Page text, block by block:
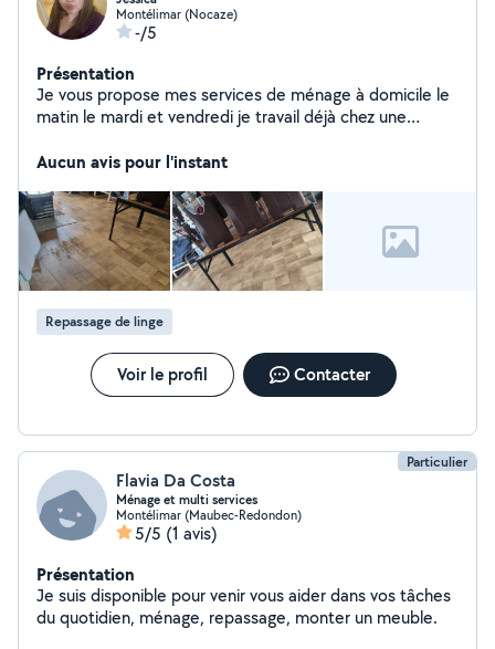
Montélimar (Nocaze)
-/5
Présentation
Je vous propose mes services de ménage à domicile le
matin le mardi et vendredi je travail déjà chez une
aussi Je n est pas le permis Mais peut me déplacer en
Aucun avis pour l'instant
Repassage de linge
Voir le profil Contacter
Particulier
Flavia Da Costa
Ménage et multi services
Montélimar (Maubec-Redondon)
5/5 (1 avis)
Présentation
Je suis disponible pour venir vous aider dans vos tâches
du quotidien, ménage, repassage, monter un meuble.